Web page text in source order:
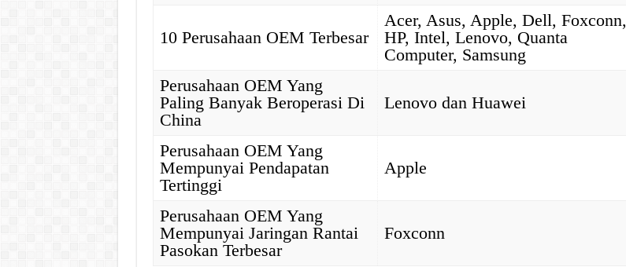
10 Perusahaan OEM Terbesar
Acer, Asus, Apple, Dell, Foxconn,
HP, Intel, Lenovo, Quanta
Computer, Samsung
Perusahaan OEM Yang
Paling Banyak Beroperasi Di
China
Lenovo dan Huawei
Perusahaan OEM Yang
Mempunyai Pendapatan
Tertinggi
Apple
Perusahaan OEM Yang
Mempunyai Jaringan Rantai
Pasokan Terbesar
Foxconn